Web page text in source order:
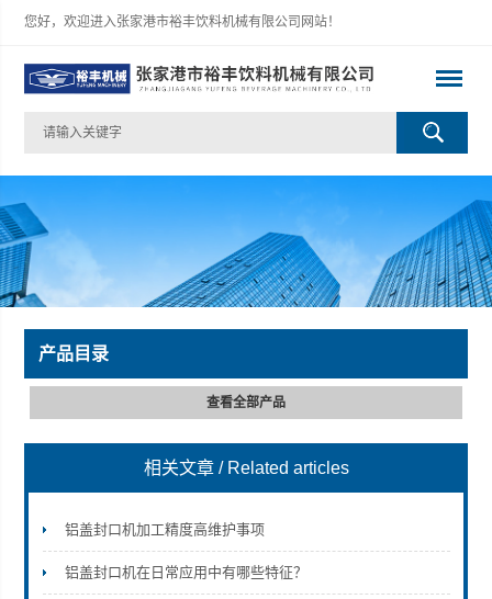
您好，欢迎进入张家港市裕丰饮料机械有限公司网站！
张家港市裕丰饮料机械有限公司
产品目录
查看全部产品
相关文章 / Related articles
铝盖封口机加工精度高维护事项
铝盖封口机在日常应用中有哪些特征？